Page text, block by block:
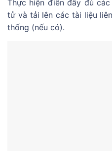
Thực hiện điền đầy đủ
tử và tải lên các tài liệu
thống (nếu có).